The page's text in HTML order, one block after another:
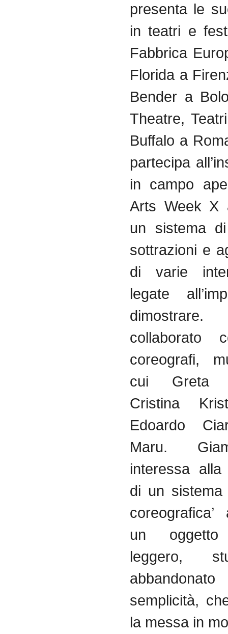
presenta le
in teatri e
Fabbrica
Florida a
Bender a
Theatre,
Buffalo a
partecipa
in campo
Arts Week X
un sistema
sottrazioni e
di varie
legate
collaborato
coreografi,
cui Greta
Cristina
Edoardo
Maru.
interessa alla
di un sistema
un oggetto
leggero,
semplicità,
la messa in